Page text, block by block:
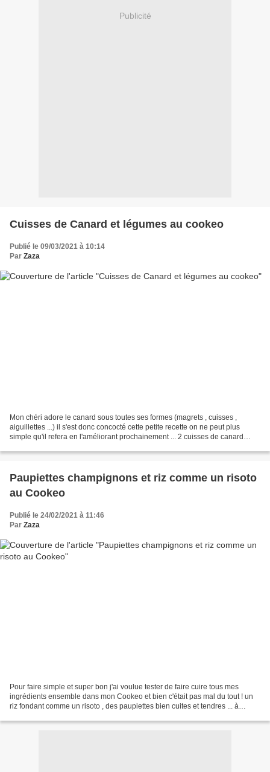
Publicité
Cuisses de Canard et légumes au cookeo
Publié le 09/03/2021 à 10:14
Par Zaza
Mon chéri adore le canard sous toutes ses formes (magrets , cuisses ,
aiguillettes ...) il s'est donc concocté cette petite recette on ne peut plus
simple qu'il refera en l'améliorant prochainement ... 2 cuisses de canard
Paupiettes champignons et riz comme un risoto
au Cookeo
Publié le 24/02/2021 à 11:46
Par Zaza
Pour faire simple et super bon j'ai voulue tester de faire cuire tous mes
ingrédients ensemble dans mon Cookeo et bien c'était pas mal du tout ! un
riz fondant comme un risoto , des paupiettes bien cuites et tendres ... à